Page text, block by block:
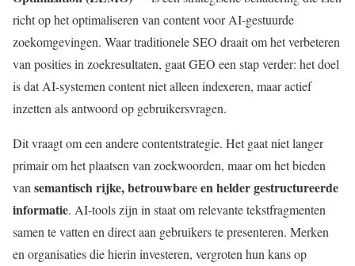
richt op het optimaliseren van content voor AI-gestuurde
zoekomgevingen. Waar traditionele SEO draait om het verbeteren
van posities in zoekresultaten, gaat GEO een stap verder: het doel
is dat AI-systemen content niet alleen indexeren, maar actief
inzetten als antwoord op gebruikersvragen.
Dit vraagt om een andere contentstrategie. Het gaat niet langer
primair om het plaatsen van zoekwoorden, maar om het bieden
van semantisch rijke, betrouwbare en helder gestructureerde
informatie. AI-tools zijn in staat om relevante tekstfragmenten
samen te vatten en direct aan gebruikers te presenteren. Merken
en organisaties die hierin investeren, vergroten hun kans op